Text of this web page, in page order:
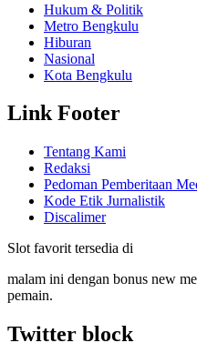
Hukum & Politik
Metro Bengkulu
Hiburan
Nasional
Kota Bengkulu
Link Footer
Tentang Kami
Redaksi
Pedoman Pemberitaan
Kode Etik Jurnalistik
Discalimer
Slot favorit tersedia di
malam ini dengan bonus new
pemain.
Twitter block